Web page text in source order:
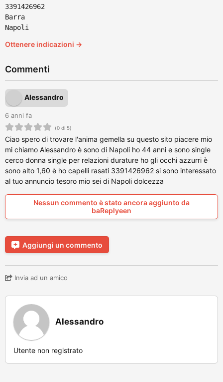
3391426962
Barra
Napoli
Ottenere indicazioni →
Commenti
Alessandro
6 anni fa
(0 di 5)
Ciao spero di trovare l'anima gemella su questo sito piacere mio
mi chiamo Alessandro è sono di Napoli ho 44 anni e sono single
cerco donna single per relazioni durature ho gli occhi azzurri è
sono alto 1,60 è ho capelli rasati 3391426962 si sono interessato
al tuo annuncio tesoro mio sei di Napoli dolcezza
Nessun commento è stato ancora aggiunto da
baReplyeen
Aggiungi un commento
Invia ad un amico
Alessandro
Utente non registrato